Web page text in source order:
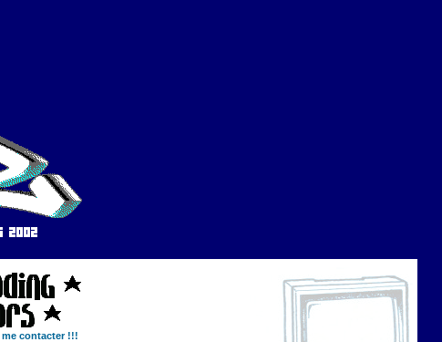
me contacter !!!